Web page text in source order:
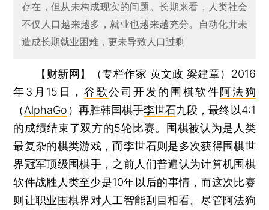
存在，但从未构成现实的问题。长期来看，人类社会
不仅人口越来越多，就业也越来越充分。自动化并未
造成长期就业困难，更未导致人口过剩
【财新网】（专栏作家 黄文政 梁建章） 2016
年3月15日， 谷歌公司开发的围棋软件阿法狗
（AlphaGo ）再胜韩国棋手李世石九段，最终以4:1
的成绩结束了双方的5轮比赛。围棋被认为是人类
最复杂的棋类游戏，而李世石则是多次获得围棋世
界冠军顶级围棋手，之前人们普遍认为计算机围棋
软件战胜人类至少是10年以后的事情，而这次比赛
则让职业围棋界对人工智能刮目相看。尽管阿法狗